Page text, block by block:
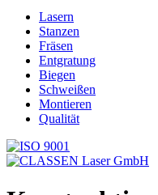
Lasern
Stanzen
Fräsen
Entgratung
Biegen
Schweißen
Montieren
Qualität